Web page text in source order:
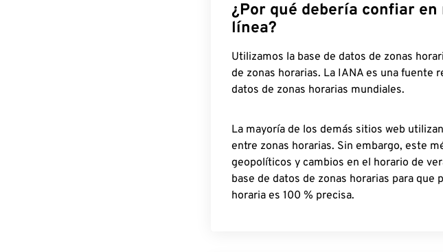
¿Por qué debería confiar
línea?
Utilizamos la base de datos de zonas
de zonas horarias. La IANA es una fuente
datos de zonas horarias mundiales.
La mayoría de los demás sitios web
entre zonas horarias. Sin embargo, este
geopolíticos y cambios en el horario de
base de datos de zonas horarias para
horaria es 100 % precisa.